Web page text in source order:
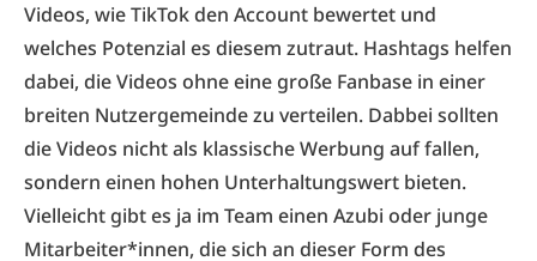
Videos, wie TikTok den Account bewertet und
welches Potenzial es diesem zutraut. Hashtags helfen
dabei, die Videos ohne eine große Fanbase in einer
breiten Nutzergemeinde zu verteilen. Dabbei sollten
die Videos nicht als klassische Werbung auf fallen,
sondern einen hohen Unterhaltungswert bieten.
Vielleicht gibt es ja im Team einen Azubi oder junge
Mitarbeiter*innen, die sich an dieser Form des